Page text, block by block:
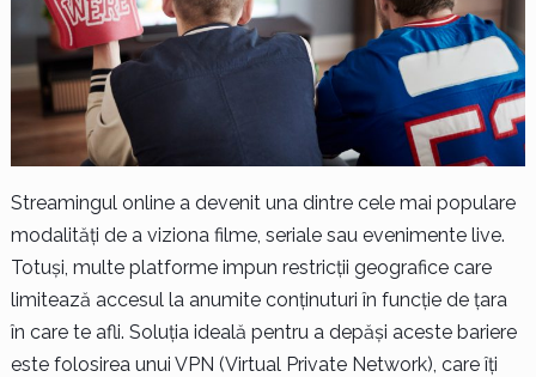
Streamingul online a devenit una dintre cele mai populare
modalități de a viziona filme, seriale sau evenimente live.
Totuși, multe platforme impun restricții geografice care
limitează accesul la anumite conținuturi în funcție de țara
în care te afli. Soluția ideală pentru a depăși aceste bariere
este folosirea unui VPN (Virtual Private Network), care îți